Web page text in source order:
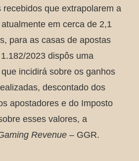
recebidos que extrapolarem a
em cerca de 2,1
para as casas de apostas
2023 dispôs uma
incidirá sobre os ganhos
descontado dos
apostadores e do Imposto
esses valores, a
Revenue – GGR.